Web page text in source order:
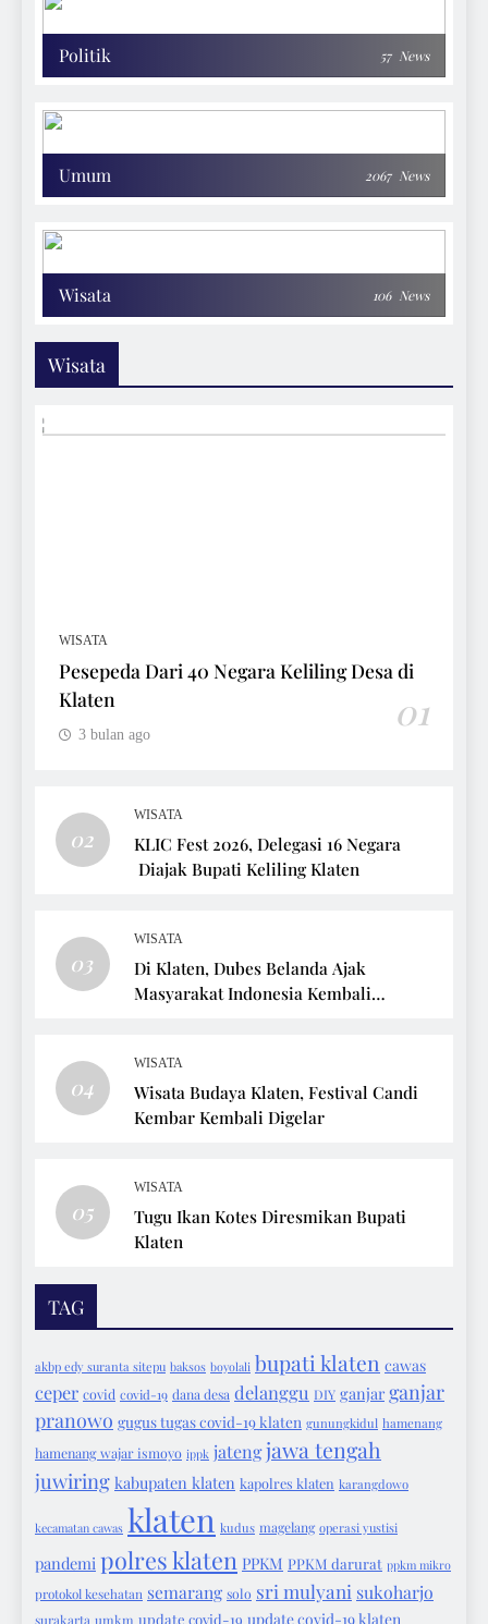
Politik 57 News
Umum 2067 News
Wisata 106 News
Wisata
WISATA
Pesepeda Dari 40 Negara Keliling Desa di
Klaten
01
3 bulan ago
02
WISATA
KLIC Fest 2026, Delegasi 16 Negara
Diajak Bupati Keliling Klaten
03
WISATA
Di Klaten, Dubes Belanda Ajak
Masyarakat Indonesia Kembali
04
WISATA
Wisata Budaya Klaten, Festival Candi
Kembar Kembali Digelar
05
WISATA
Tugu Ikan Kotes Diresmikan Bupati
Klaten
TAG
akbp edy suranta sitepu baksos boyolali bupati klaten cawas
ceper covid covid-19 dana desa delanggu DIY ganjar ganjar
pranowo gugus tugas covid-19 klaten gunungkidul hamenang
hamenang wajar ismoyo ippk jatengjawa tengah
juwiring kabupaten klaten kapolres klaten karangdowo
kecamatan cawas klaten kudus magelang operasi yustisi
pandemi polres klaten PPKM PPKM darurat ppkm mikro
protokol kesehatan semarang solo sri mulyani sukoharjo
surakarta umkm update covid-19 update covid-19 klaten